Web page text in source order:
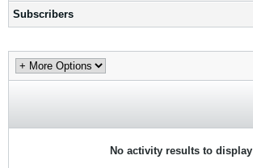
Subscribers
No activity results to display